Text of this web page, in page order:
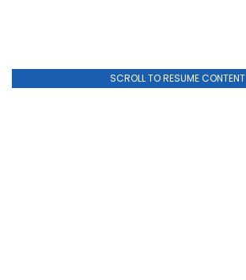
SCROLL TO RESUME CONTENT